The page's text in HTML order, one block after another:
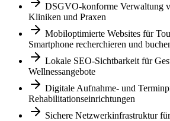
DSGVO-konforme Verwaltung
Kliniken und Praxen
Mobiloptimierte Websites für
Smartphone recherchieren und
Lokale SEO-Sichtbarkeit für
Wellnessangebote
Digitale Aufnahme- und
Rehabilitationseinrichtungen
Sichere Netzwerkinfrastruktur